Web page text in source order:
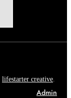
lifestarter creative
Admin